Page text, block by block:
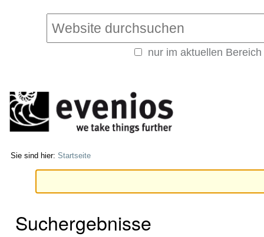
Werkzeuge
Website durchsuchen
nur im aktuellen Bereich
Sie sind hier: Startseite
Suchergebnisse